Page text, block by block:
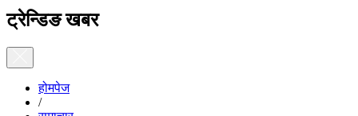
ट्रेन्डिङ खबर
होमपेज
/